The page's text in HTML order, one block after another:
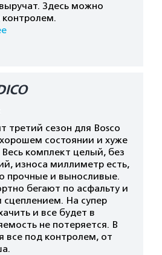
Здесь можно
контролем.
третий сезон для Bosco
состоянии и хуже
Весь комплект целый, без
износа миллиметр есть,
прочные и выносливые.
бегают по асфальту и
сцеплением. На супер
и все будет в
не потеряется. В
все под контролем, от